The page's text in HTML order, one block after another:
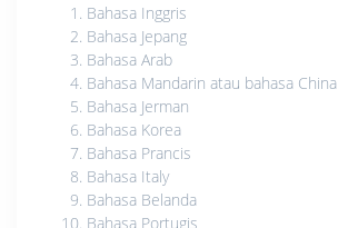
Bahasa Inggris
Bahasa Jepang
Bahasa Arab
Bahasa Mandarin atau bahasa China
Bahasa Jerman
Bahasa Korea
Bahasa Prancis
Bahasa Italy
Bahasa Belanda
Bahasa Portugis